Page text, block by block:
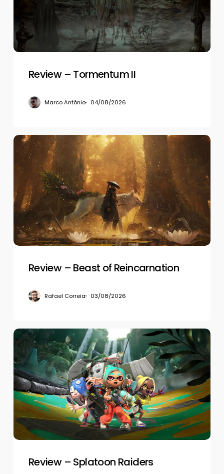
Review – Tormentum II
Marco Antônio 04/08/2026
Review
–
Beast
Reincarnation
Review – Beast of Reincarnation
Rafael Correia 03/08/2026
Review
–
Splatoon
Raiders
Review – Splatoon Raiders